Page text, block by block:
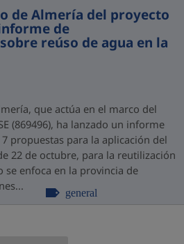
de Almería del proyecto
de
reúso de agua en la
que actúa en el marco del
(869496), ha lanzado un informe
propuestas para la aplicación del
22 de octubre, para la reutilización
se enfoca en la provincia de
general